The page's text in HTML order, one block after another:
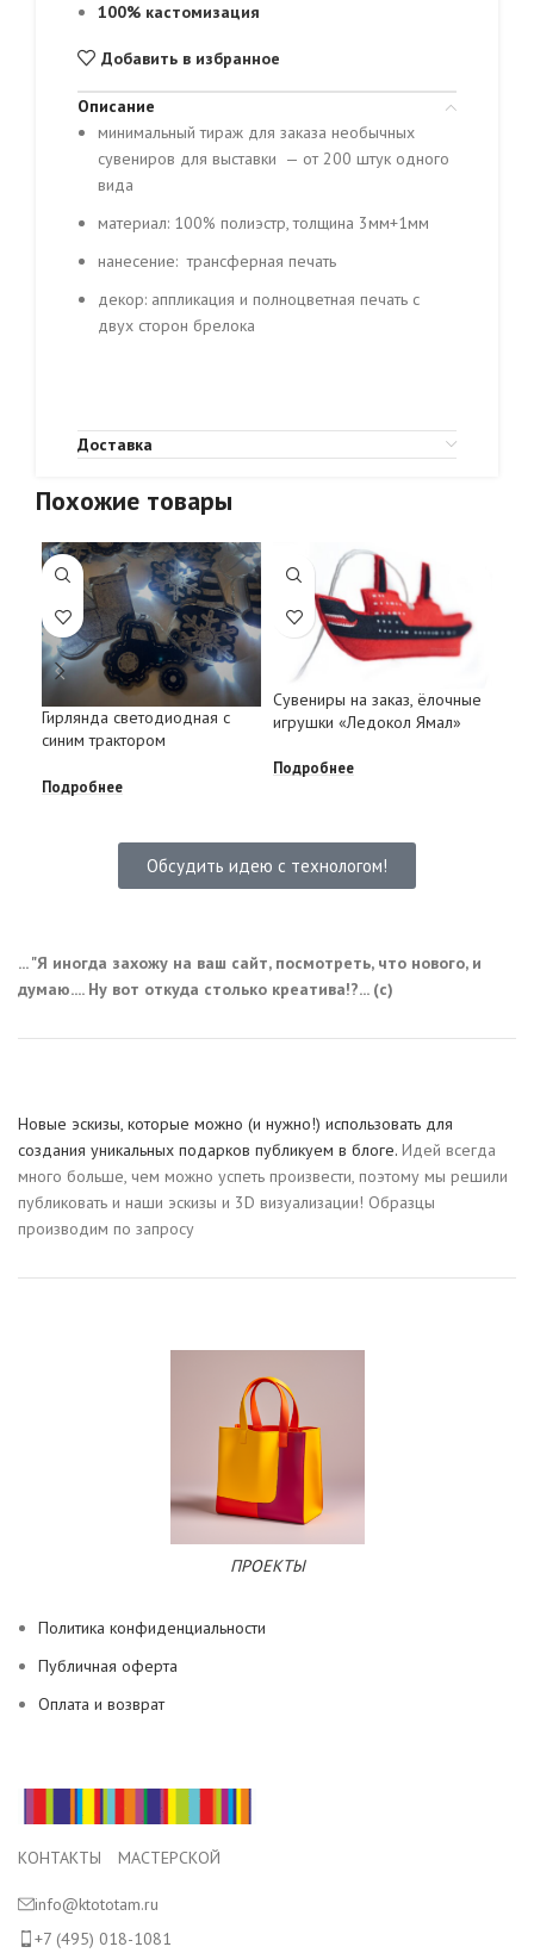
100% кастомизация
Добавить в избранное
Описание
минимальный тираж для заказа необычных
сувениров для выставки — от 200 штук одного
вида
материал: 100% полиэстр, толщина 3мм+1мм
нанесение: трансферная печать
декор: аппликация и полноцветная печать с
двух сторон брелока
Доставка
Похожие товары
Гирлянда светодиодная с
синим трактором
Подробнее
Сувениры на заказ, ёлочные
игрушки «Ледокол Ямал»
Подробнее
Обсудить идею с технологом!
... "Я иногда захожу на ваш сайт, посмотреть, что нового, и
думаю.... Ну вот откуда столько креатива!?... (с)
Новые эскизы, которые можно (и нужно!) использовать для
создания уникальных подарков публикуем в блоге. Идей всегда
много больше, чем можно успеть произвести, поэтому мы решили
публиковать и наши эскизы и 3D визуализации! Образцы
производим по запросу
ПРОЕКТЫ
Политика конфиденциальности
Публичная оферта
Оплата и возврат
КОНТАКТЫ МАСТЕРСКОЙ
info@ktototam.ru
+7 (495) 018-1081